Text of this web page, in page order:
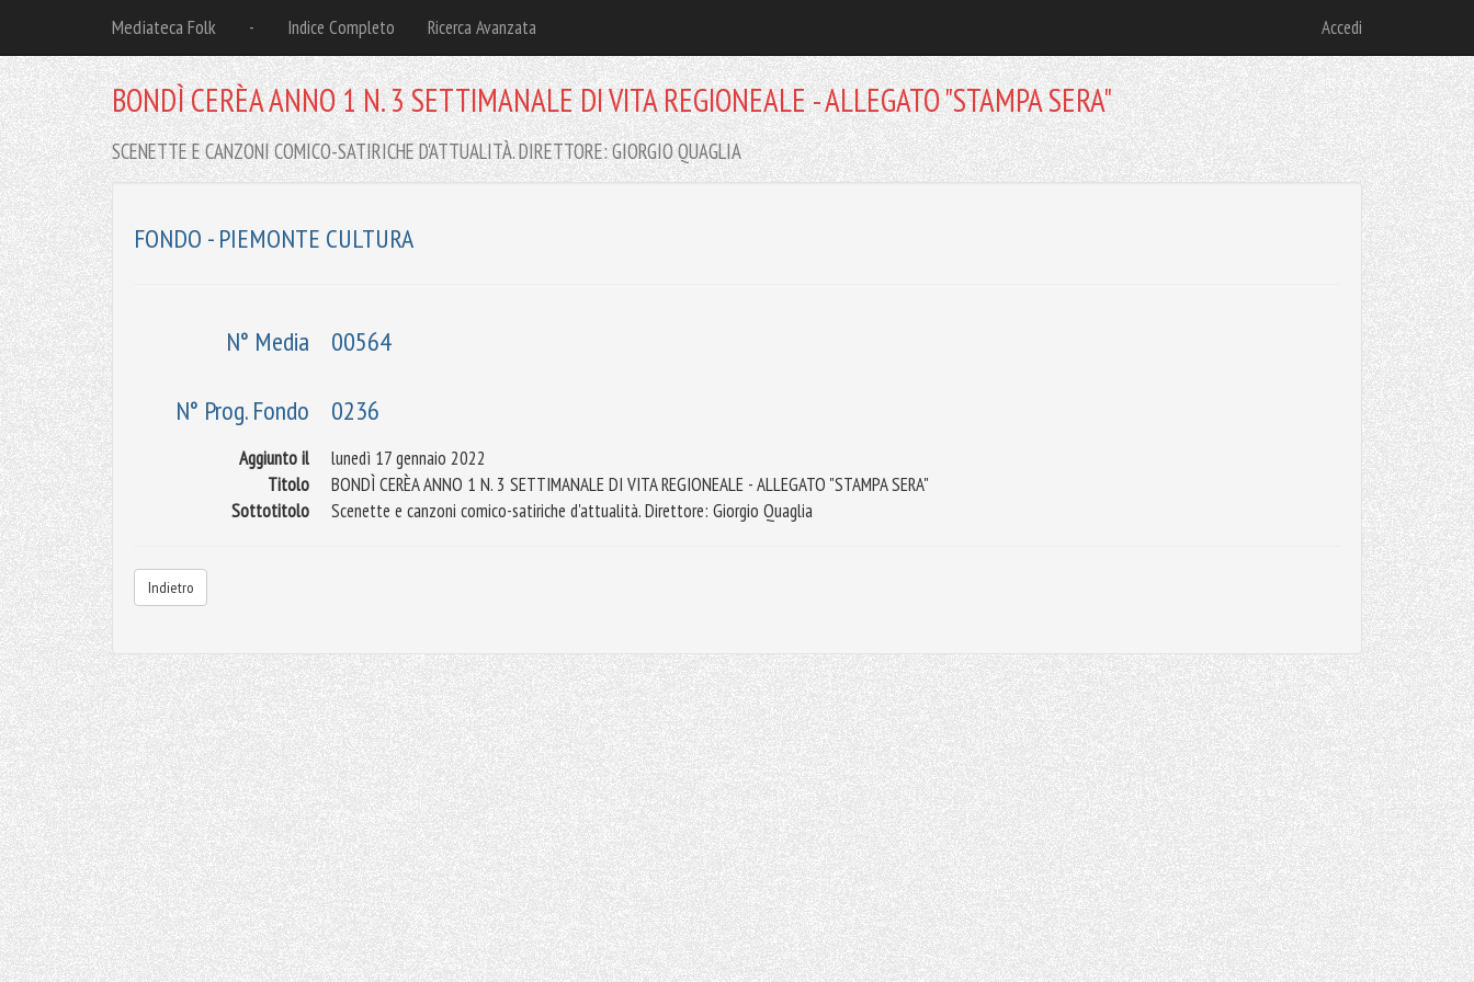
Mediateca Folk - Indice Completo Ricerca Avanzata Accedi
BONDÌ CERÈA ANNO 1 N. 3 SETTIMANALE DI VITA REGIONEALE - ALLEGATO "STAMPA SERA"
SCENETTE E CANZONI COMICO-SATIRICHE D'ATTUALITÀ. DIRETTORE: GIORGIO QUAGLIA
FONDO - PIEMONTE CULTURA
N° Media 00564
N° Prog. Fondo 0236
Aggiunto il
lunedì 17 gennaio 2022
Titolo
BONDÌ CERÈA ANNO 1 N. 3 SETTIMANALE DI VITA REGIONEALE - ALLEGATO "STAMPA SERA"
Sottotitolo
Scenette e canzoni comico-satiriche d'attualità. Direttore: Giorgio Quaglia
Indietro